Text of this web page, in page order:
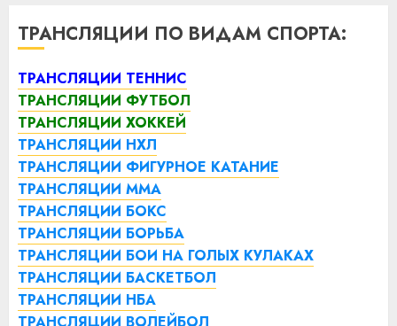
ТРАНСЛЯЦИИ ПО ВИДАМ СПОРТА:
ТРАНСЛЯЦИИ ТЕННИС
ТРАНСЛЯЦИИ ФУТБОЛ
ТРАНСЛЯЦИИ ХОККЕЙ
ТРАНСЛЯЦИИ НХЛ
ТРАНСЛЯЦИИ ФИГУРНОЕ КАТАНИЕ
ТРАНСЛЯЦИИ ММА
ТРАНСЛЯЦИИ БОКС
ТРАНСЛЯЦИИ БОРЬБА
ТРАНСЛЯЦИИ БОИ НА ГОЛЫХ КУЛАКАХ
ТРАНСЛЯЦИИ БАСКЕТБОЛ
ТРАНСЛЯЦИИ НБА
ТРАНСЛЯЦИИ ВОЛЕЙБОЛ